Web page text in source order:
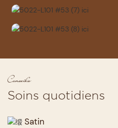
Conseils
Soins quotidiens
Satin